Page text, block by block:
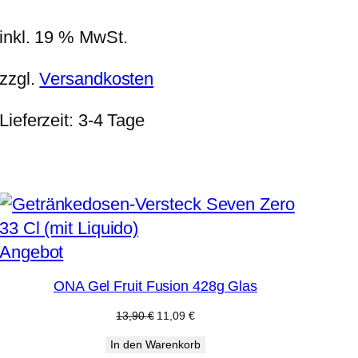
inkl. 19 % MwSt.
zzgl.Versandkosten
Lieferzeit: 3-4 Tage
AngebotProdukt
Angebot
ONA Gel Fruit Fusion 428g Glas
13,90€ Ursprünglicher
war:
11,09 €Aktueller
ist:
In den Warenkorb